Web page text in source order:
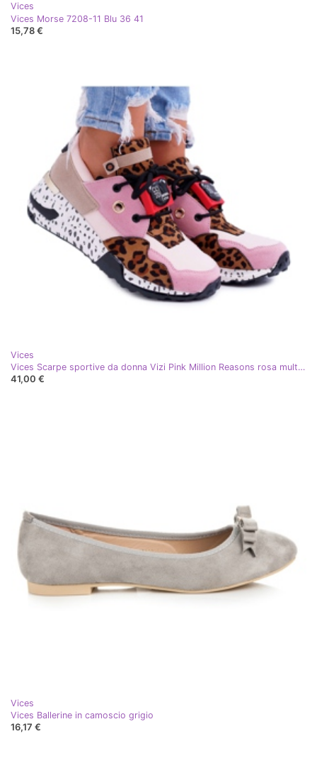
Vices
Vices Morse 7208-11 Blu 36 41
15,78 €
Vices
Vices Scarpe sportive da donna Vizi Pink Million Reasons rosa multicolore
41,00 €
Vices
Vices Ballerine in camoscio grigio
16,17 €